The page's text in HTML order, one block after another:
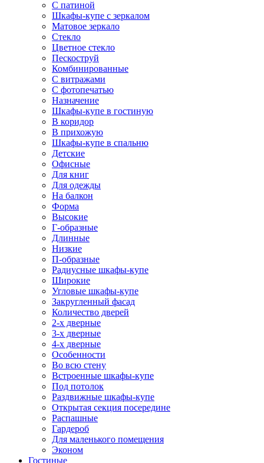
С патиной
Шкафы-купе с зеркалом
Матовое зеркало
Стекло
Цветное стекло
Пескоструй
Комбинированные
С витражами
С фотопечатью
Назначение
Шкафы-купе в гостиную
В коридор
В прихожую
Шкафы-купе в спальню
Детские
Офисные
Для книг
Для одежды
На балкон
Форма
Высокие
Г-образные
Длинные
Низкие
П-образные
Радиусные шкафы-купе
Широкие
Угловые шкафы-купе
Закругленный фасад
Количество дверей
2-х дверные
3-х дверные
4-х дверные
Особенности
Во всю стену
Встроенные шкафы-купе
Под потолок
Раздвижные шкафы-купе
Открытая секция посередине
Распашные
Гардероб
Для маленького помещения
Эконом
Гостиные